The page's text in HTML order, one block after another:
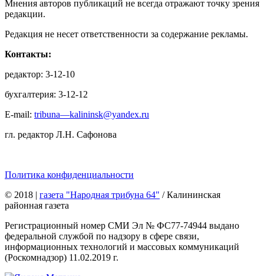
Мнения авторов публикаций не всегда отражают точку зрения
редакции.
Редакция не несет ответственности за содержание рекламы.
Контакты:
редактор: 3-12-10
бухгалтерия: 3-12-12
E-mail: tribuna—kalininsk@yandex.ru
гл. редактор Л.Н. Сафонова
Политика конфиденциальности
© 2018 | газета "Народная трибуна 64" / Калининская
районная газета
Регистрационный номер СМИ Эл № ФС77-74944 выдано
федеральной службой по надзору в сфере связи,
информационных технологий и массовых коммуникаций
(Роскомнадзор) 11.02.2019 г.